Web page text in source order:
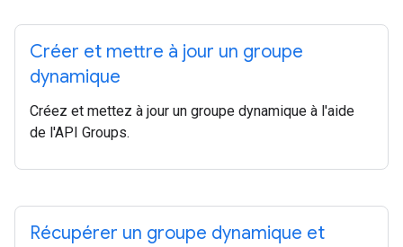
Créer et mettre à jour un groupe
dynamique
Créez et mettez à jour un groupe dynamique à l'aide
de l'API Groups.
Récupérer un groupe dynamique et